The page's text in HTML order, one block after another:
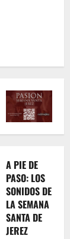
A PIE DE
PASO: LOS
SONIDOS DE
LA SEMANA
SANTA DE
JEREZ